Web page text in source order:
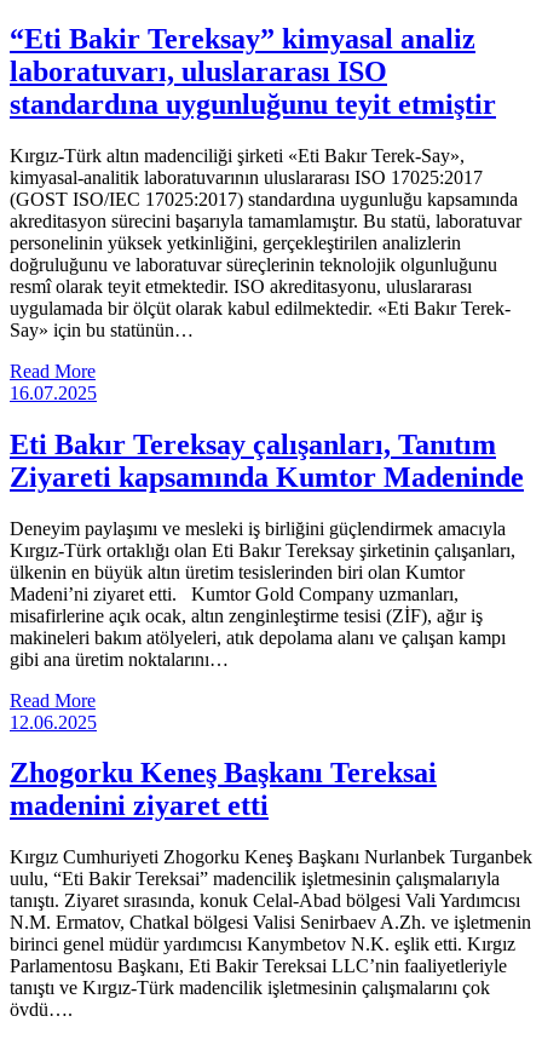
“Eti Bakir Tereksay” kimyasal analiz
laboratuvarı, uluslararası ISO
standardına uygunluğunu teyit etmiştir
Kırgız-Türk altın madenciliği şirketi «Eti Bakır Terek-Say»,
kimyasal-analitik laboratuvarının uluslararası ISO 17025:2017
(GOST ISO/IEC 17025:2017) standardına uygunluğu kapsamında
akreditasyon sürecini başarıyla tamamlamıştır. Bu statü, laboratuvar
personelinin yüksek yetkinliğini, gerçekleştirilen analizlerin
doğruluğunu ve laboratuvar süreçlerinin teknolojik olgunluğunu
resmî olarak teyit etmektedir. ISO akreditasyonu, uluslararası
uygulamada bir ölçüt olarak kabul edilmektedir. «Eti Bakır Terek-
Say» için bu statünün…
Read More
16.07.2025
Eti Bakır Tereksay çalışanları, Tanıtım
Ziyareti kapsamında Kumtor Madeninde
Deneyim paylaşımı ve mesleki iş birliğini güçlendirmek amacıyla
Kırgız-Türk ortaklığı olan Eti Bakır Tereksay şirketinin çalışanları,
ülkenin en büyük altın üretim tesislerinden biri olan Kumtor
Madeni’ni ziyaret etti. Kumtor Gold Company uzmanları,
misafirlerine açık ocak, altın zenginleştirme tesisi (ZİF), ağır iş
makineleri bakım atölyeleri, atık depolama alanı ve çalışan kampı
gibi ana üretim noktalarını…
Read More
12.06.2025
Zhogorku Keneş Başkanı Tereksai
madenini ziyaret etti
Kırgız Cumhuriyeti Zhogorku Keneş Başkanı Nurlanbek Turganbek
uulu, “Eti Bakir Tereksai” madencilik işletmesinin çalışmalarıyla
tanıştı. Ziyaret sırasında, konuk Celal-Abad bölgesi Vali Yardımcısı
N.M. Ermatov, Chatkal bölgesi Valisi Senirbaev A.Zh. ve işletmenin
birinci genel müdür yardımcısı Kanymbetov N.K. eşlik etti. Kırgız
Parlamentosu Başkanı, Eti Bakir Tereksai LLC’nin faaliyetleriyle
tanıştı ve Kırgız-Türk madencilik işletmesinin çalışmalarını çok
övdü….